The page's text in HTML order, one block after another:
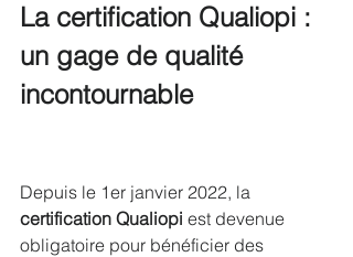
La certification Qualiopi :
un gage de qualité
incontournable
Depuis le 1er janvier 2022, la
certification Qualiopi est devenue
obligatoire pour bénéficier des